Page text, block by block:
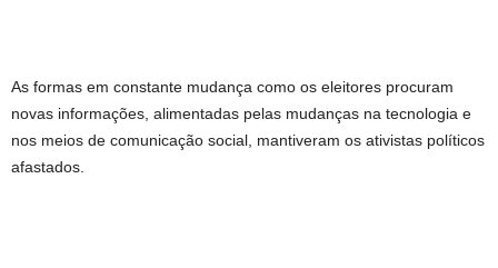
As formas em constante mudança como os eleitores procuram
novas informações, alimentadas pelas mudanças na tecnologia e
nos meios de comunicação social, mantiveram os ativistas políticos
afastados.